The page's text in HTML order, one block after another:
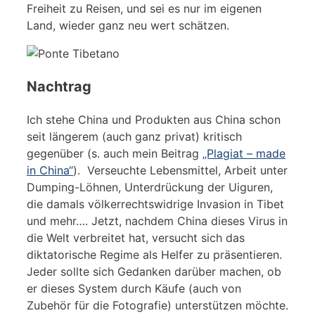
Freiheit zu Reisen, und sei es nur im eigenen
Land, wieder ganz neu wert schätzen.
Nachtrag
Ich stehe China und Produkten aus China schon
seit längerem (auch ganz privat) kritisch
gegenüber (s. auch mein Beitrag „Plagiat – made
in China“). Verseuchte Lebensmittel, Arbeit unter
Dumping-Löhnen, Unterdrückung der Uiguren,
die damals völkerrechtswidrige Invasion in Tibet
und mehr…. Jetzt, nachdem China dieses Virus in
die Welt verbreitet hat, versucht sich das
diktatorische Regime als Helfer zu präsentieren.
Jeder sollte sich Gedanken darüber machen, ob
er dieses System durch Käufe (auch von
Zubehör für die Fotografie) unterstützen möchte.